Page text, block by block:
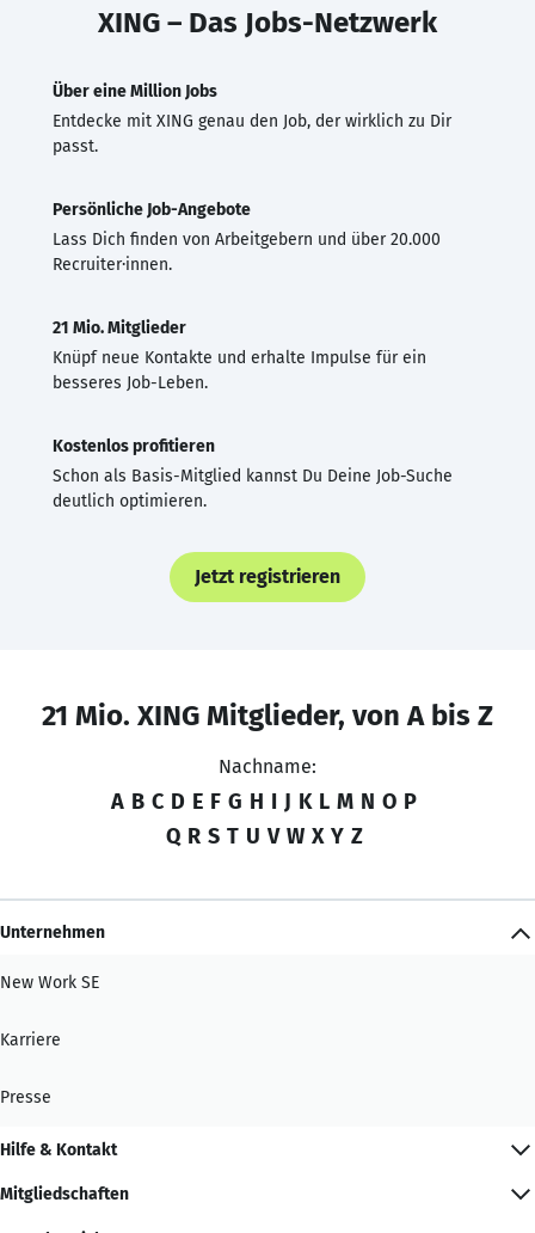
XING – Das Jobs-Netzwerk
Über eine Million Jobs
Entdecke mit XING genau den Job, der wirklich zu Dir
passt.
Persönliche Job-Angebote
Lass Dich finden von Arbeitgebern und über 20.000
Recruiter·innen.
21 Mio. Mitglieder
Knüpf neue Kontakte und erhalte Impulse für ein
besseres Job-Leben.
Kostenlos profitieren
Schon als Basis-Mitglied kannst Du Deine Job-Suche
deutlich optimieren.
Jetzt registrieren
21 Mio. XING Mitglieder, von A bis Z
Nachname:
A B C D E F G H I J K L M N O P
Q R S T U V W X Y Z
Unternehmen
New Work SE
Karriere
Presse
Hilfe & Kontakt
Mitgliedschaften